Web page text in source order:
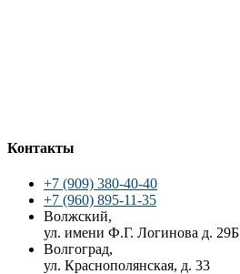
Контакты
+7 (909) 380-40-40
+7 (960) 895-11-35
Волжский,
ул. имени Ф.Г. Логинова д. 29Б
Волгоград,
ул. Краснополянская, д. 33